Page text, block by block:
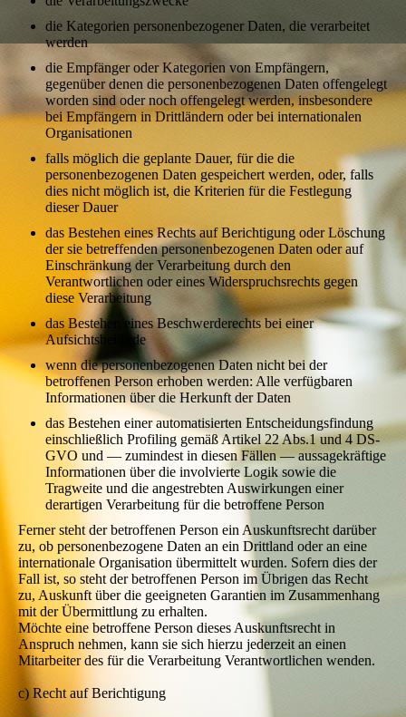
die Kategorien personenbezogener Daten, die verarbeitet
werden
die Empfänger oder Kategorien von Empfängern,
gegenüber denen die personenbezogenen Daten offengelegt
worden sind oder noch offengelegt werden, insbesondere
bei Empfängern in Drittländern oder bei internationalen
Organisationen
falls möglich die geplante Dauer, für die die
personenbezogenen Daten gespeichert werden, oder, falls
dies nicht möglich ist, die Kriterien für die Festlegung
dieser Dauer
das Bestehen eines Rechts auf Berichtigung oder Löschung
der sie betreffenden personenbezogenen Daten oder auf
Einschränkung der Verarbeitung durch den
Verantwortlichen oder eines Widerspruchsrechts gegen
diese Verarbeitung
das Bestehen eines Beschwerderechts bei einer
Aufsichtsbehörde
wenn die personenbezogenen Daten nicht bei der
betroffenen Person erhoben werden: Alle verfügbaren
Informationen über die Herkunft der Daten
das Bestehen einer automatisierten Entscheidungsfindung
einschließlich Profiling gemäß Artikel 22 Abs.1 und 4 DS-
GVO und — zumindest in diesen Fällen — aussagekräftige
Informationen über die involvierte Logik sowie die
Tragweite und die angestrebten Auswirkungen einer
derartigen Verarbeitung für die betroffene Person
Ferner steht der betroffenen Person ein Auskunftsrecht darüber
zu, ob personenbezogene Daten an ein Drittland oder an eine
internationale Organisation übermittelt wurden. Sofern dies der
Fall ist, so steht der betroffenen Person im Übrigen das Recht
zu, Auskunft über die geeigneten Garantien im Zusammenhang
mit der Übermittlung zu erhalten.
Möchte eine betroffene Person dieses Auskunftsrecht in
Anspruch nehmen, kann sie sich hierzu jederzeit an einen
Mitarbeiter des für die Verarbeitung Verantwortlichen wenden.
c) Recht auf Berichtigung